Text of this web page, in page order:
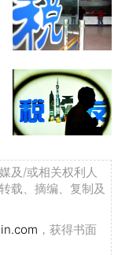
及/或相关权利人
载、摘编、复制及
，获得书面